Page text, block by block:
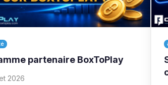
partenaire BoxToPlay
2026